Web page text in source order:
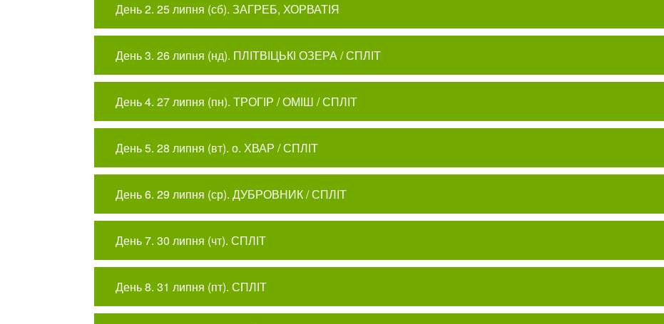
День 2. 25 липня (сб). ЗАГРЕБ, ХОРВАТІЯ
День 3. 26 липня (нд). ПЛІТВІЦЬКІ ОЗЕРА / СПЛІТ
День 4. 27 липня (пн). ТРОГІР / ОМІШ / СПЛІТ
День 5. 28 липня (вт). о. ХВАР / СПЛІТ
День 6. 29 липня (ср). ДУБРОВНИК / СПЛІТ
День 7. 30 липня (чт). СПЛІТ
День 8. 31 липня (пт). СПЛІТ